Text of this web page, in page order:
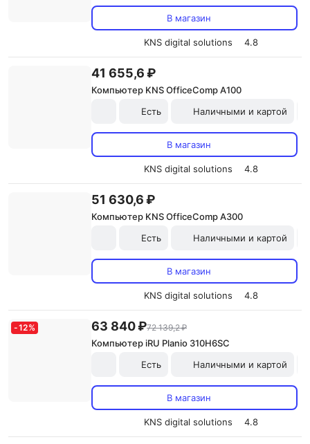
В магазин
KNS digital solutions 4.8
41 655,6 ₽
Компьютер KNS OfficeComp A100
Есть
Наличными и картой
В магазин
KNS digital solutions 4.8
51 630,6 ₽
Компьютер KNS OfficeComp A300
Есть
Наличными и картой
В магазин
KNS digital solutions 4.8
-12% 63 840 ₽72 139,2 ₽
Компьютер iRU Planio 310H6SC
Есть
Наличными и картой
В магазин
KNS digital solutions 4.8